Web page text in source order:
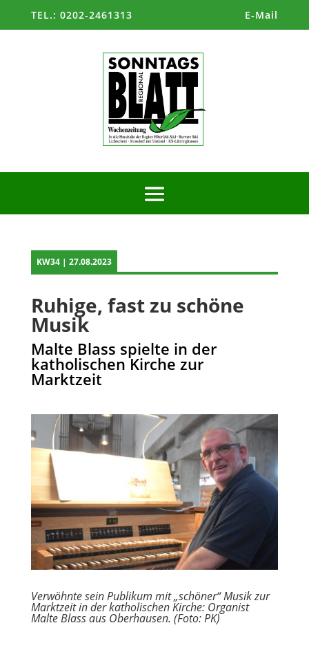
TEL.: 0202-2461313 E-Mail
KW34 | 27.08.2023
Ruhige, fast zu schöne
Musik
Malte Blass spielte in der
katholischen Kirche zur
Marktzeit
Verwöhnte sein Publikum mit „schöner“ Musik zur
Marktzeit in der katholischen Kirche: Organist
Malte Blass aus Oberhausen. (Foto: PK)